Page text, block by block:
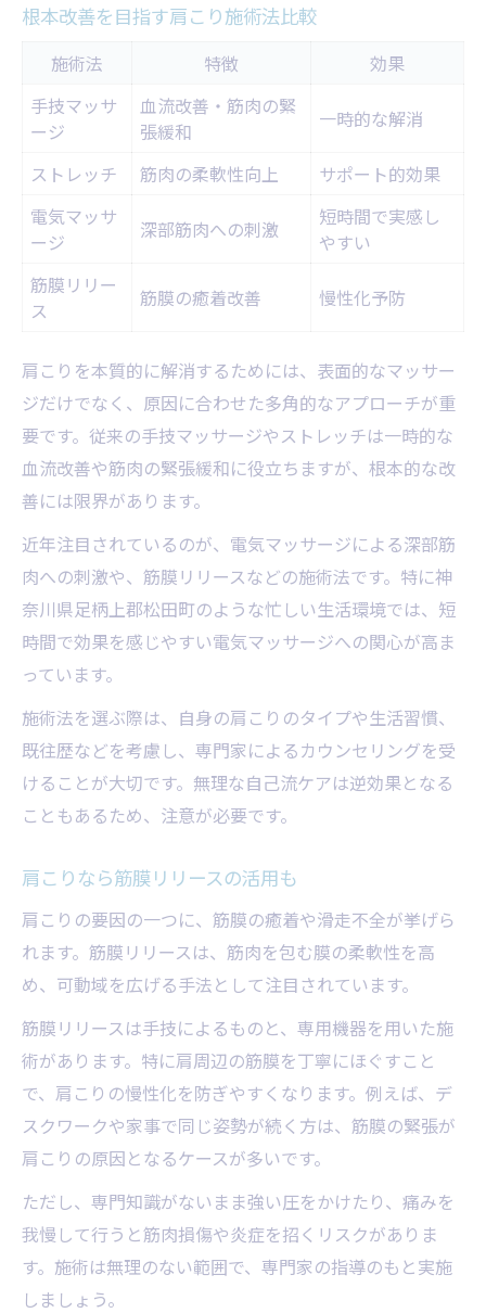
根本改善を目指す肩こり施術法比較
施術法 特徴
効果
手技マッサ
ージ
血流改善・筋肉の緊
張緩和
一時的な解消
ストレッチ 筋肉の柔軟性向上
サポート的効果
電気マッサ
ージ
深部筋肉への刺激
短時間で実感し
やすい
筋膜リリー
ス
筋膜の癒着改善 慢性化予防
肩こりを本質的に解消するためには、表面的なマッサー
ジだけでなく、原因に合わせた多角的なアプローチが重
要です。従来の手技マッサージやストレッチは一時的な
血流改善や筋肉の緊張緩和に役立ちますが、根本的な改
善には限界があります。
近年注目されているのが、電気マッサージによる深部筋
肉への刺激や、筋膜リリースなどの施術法です。特に神
奈川県足柄上郡松田町のような忙しい生活環境では、短
時間で効果を感じやすい電気マッサージへの関心が高ま
っています。
施術法を選ぶ際は、自身の肩こりのタイプや生活習慣、
既往歴などを考慮し、専門家によるカウンセリングを受
けることが大切です。無理な自己流ケアは逆効果となる
こともあるため、注意が必要です。
肩こりなら筋膜リリースの活用も
肩こりの要因の一つに、筋膜の癒着や滑走不全が挙げら
れます。筋膜リリースは、筋肉を包む膜の柔軟性を高
め、可動域を広げる手法として注目されています。
筋膜リリースは手技によるものと、専用機器を用いた施
術があります。特に肩周辺の筋膜を丁寧にほぐすこと
で、肩こりの慢性化を防ぎやすくなります。例えば、デ
スクワークや家事で同じ姿勢が続く方は、筋膜の緊張が
肩こりの原因となるケースが多いです。
ただし、専門知識がないまま強い圧をかけたり、痛みを
我慢して行うと筋肉損傷や炎症を招くリスクがありま
す。施術は無理のない範囲で、専門家の指導のもと実施
しましょう。